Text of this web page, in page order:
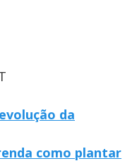
da
como plantar